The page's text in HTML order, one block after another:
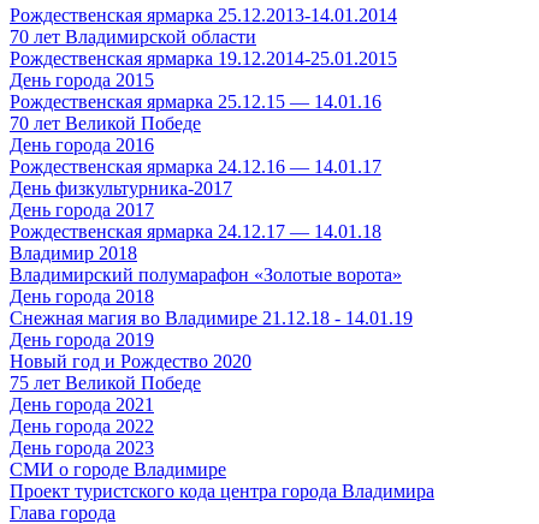
Рождественская ярмарка 25.12.2013-14.01.2014
70 лет Владимирской области
Рождественская ярмарка 19.12.2014-25.01.2015
День города 2015
Рождественская ярмарка 25.12.15 — 14.01.16
70 лет Великой Победе
День города 2016
Рождественская ярмарка 24.12.16 — 14.01.17
День физкультурника-2017
День города 2017
Рождественская ярмарка 24.12.17 — 14.01.18
Владимир 2018
Владимирский полумарафон «Золотые ворота»
День города 2018
Снежная магия во Владимире 21.12.18 - 14.01.19
День города 2019
Новый год и Рождество 2020
75 лет Великой Победе
День города 2021
День города 2022
День города 2023
СМИ о городе Владимире
Проект туристского кода центра города Владимира
Глава города